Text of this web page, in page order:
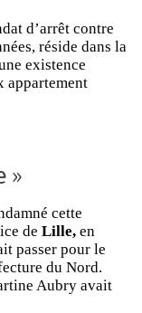
d’arrêt contre
réside dans la
existence
appartement
»
cette
de Lille, en
passer pour le
du Nord.
Aubry avait